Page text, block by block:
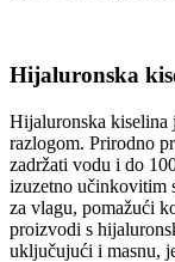
Hijaluronska
Hijaluronska kiselina
razlogom. Prirodno
zadržati vodu i do
izuzetno učinkovitim
za vlagu, pomažući
proizvodi s
uključujući i masnu,